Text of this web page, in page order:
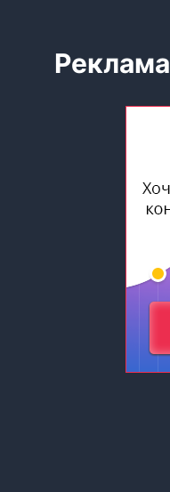
Реклама